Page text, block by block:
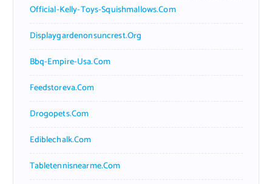
Official-Kelly-Toys-Squishmallows.com
Displaygardenonsuncrest.org
Bbq-Empire-Usa.com
Feedstoreva.com
Drogopets.com
Ediblechalk.com
Tabletennisnearme.com